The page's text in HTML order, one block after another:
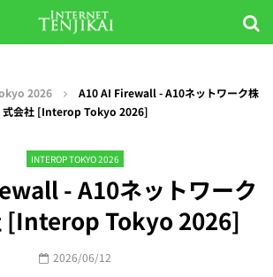
2026
A10 AI Firewall - A10ネットワーク株
式会社 [Interop Tokyo 2026]
INTEROP TOKYO 2026
- A10ネットワーク
[Interop Tokyo 2026]
2026/06/12